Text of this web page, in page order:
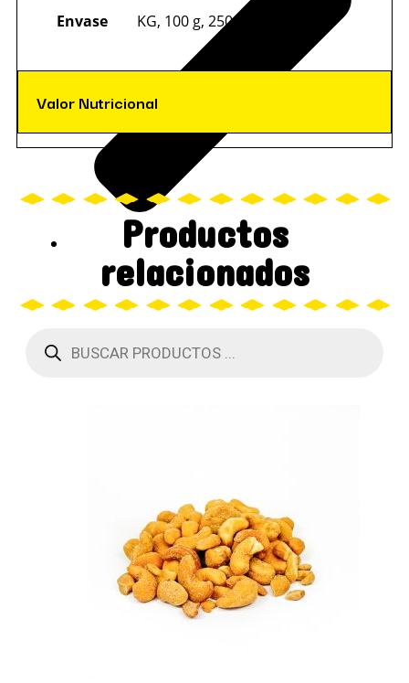
Envase KG, 100 g, 250 g, 500 g
Valor Nutricional
Productos
relacionados